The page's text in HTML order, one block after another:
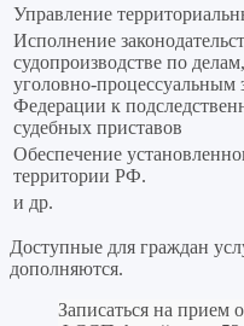
Управление
Исполнение
судопроизводстве по
уголовно‑процессуальным
Федерации к
судебных приставов
Обеспечение
территории РФ.
и др.
Доступные для граждан
дополняются.
Записаться на прием